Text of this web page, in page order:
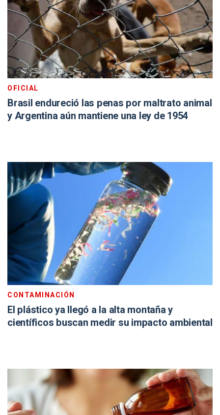
OFICIAL
Brasil endureció las penas por maltrato animal
y Argentina aún mantiene una ley de 1954
CONTAMINACIÓN
El plástico ya llegó a la alta montaña y
científicos buscan medir su impacto ambiental